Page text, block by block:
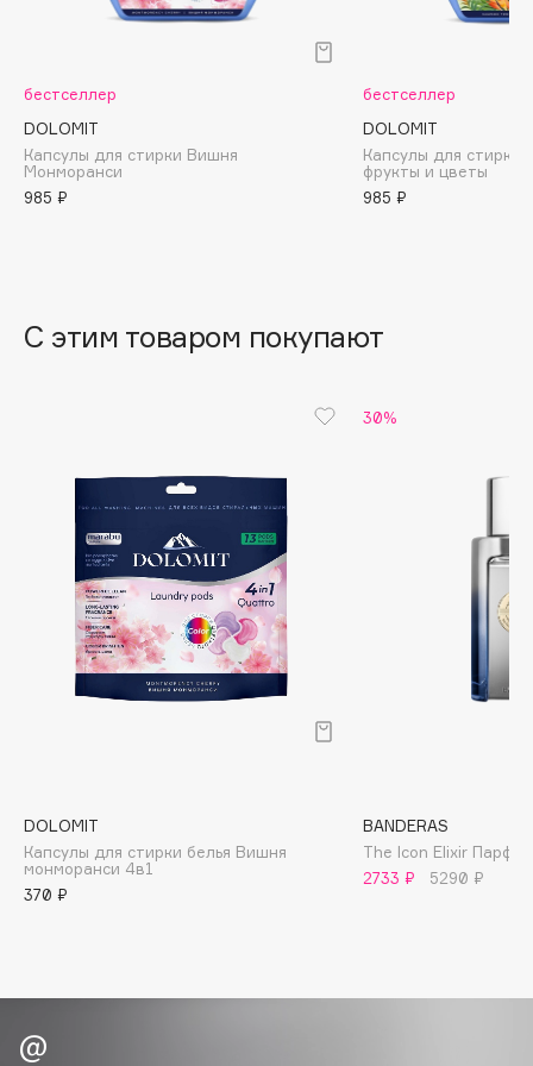
Baffy
Balmain Hair Couture
Banderas
Basicare
Beautyblades
НОВИНКА
Bioderma
Biorepair
BLOME
Boadicea The Victorious
Bvlgari
by TERRY
бестселлер
DOLOMIT
Капсулы для стирки Вишня
Монморанси
985 ₽
бестселлер
DOLOMIT
Капсулы для стирки
фрукты и цветы
985 ₽
С этим товаром покупают
DOLOMIT
Капсулы для стирки белья Вишня
монморанси 4в1
370 ₽
30%
BANDERAS
The Icon Elixir
2733 ₽
5290 ₽